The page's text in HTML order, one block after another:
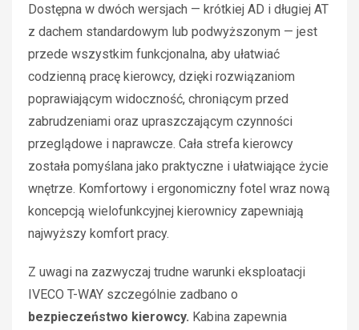
Dostępna w dwóch wersjach — krótkiej AD i długiej AT
z dachem standardowym lub podwyższonym — jest
przede wszystkim funkcjonalna, aby ułatwiać
codzienną pracę kierowcy, dzięki rozwiązaniom
poprawiającym widoczność, chroniącym przed
zabrudzeniami oraz upraszczającym czynności
przeglądowe i naprawcze. Cała strefa kierowcy
została pomyślana jako praktyczne i ułatwiające życie
wnętrze. Komfortowy i ergonomiczny fotel wraz nową
koncepcją wielofunkcyjnej kierownicy zapewniają
najwyższy komfort pracy.
Z uwagi na zazwyczaj trudne warunki eksploatacji
IVECO T-WAY szczególnie zadbano o
bezpieczeństwo kierowcy. Kabina zapewnia